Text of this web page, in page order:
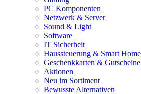
PC Komponenten
Netzwerk & Server
Sound & Light
Software
IT Sicherheit
Haussteuerung & Smart Home
Geschenkkarten & Gutscheine
Aktionen
Neu im Sortiment
Bewusste Alternativen